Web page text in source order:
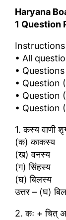
Haryana
1 Question
Instructions
• All
•
• Question
• Question
• Question
1. कस्य वाणी
(क) काकस्य
(ख) वनस्य
(ग) सिंहस्य
(घ) बिलस्य
उत्तर – (घ)
2. कः + चित्